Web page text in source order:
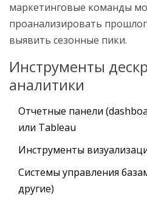
маркетинговые команды
проанализировать
выявить сезонные пики.
Инструменты
аналитики
Отчетные панели
или Tableau
Инструменты
Системы управления
другие)